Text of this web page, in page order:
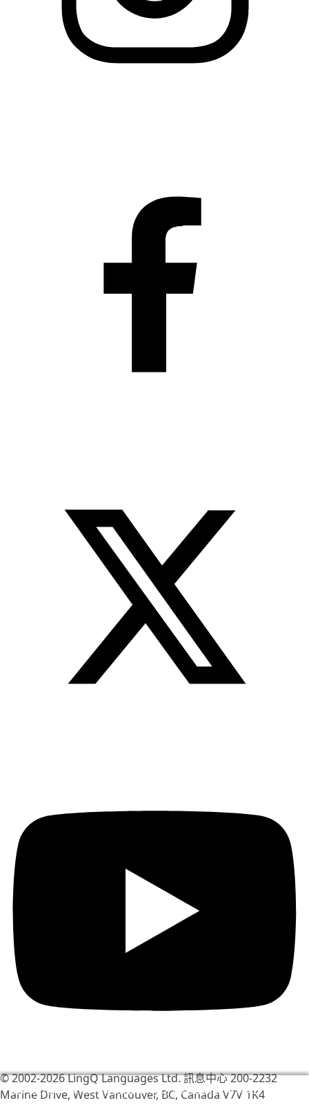
我們使用cookies幫助改善LingQ。通過流覽本網站，表示
© 2002-2026LingQ Languages Ltd.訊息中心 200-2232
Marine Drive, West Vancouver, BC, Canada V7V 1K4